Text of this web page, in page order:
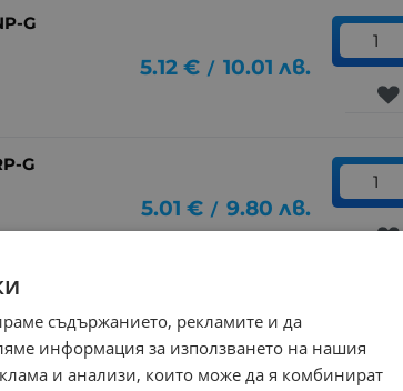
G
5.12 € / 10.01 лв.
G
5.01 € / 9.80 лв.
7.95 € / 15.55 лв.
съдържанието, рекламите и да
информация за използването на нашия
и анализи, които може да я комбинират